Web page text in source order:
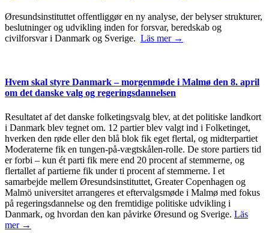
Øresundsinstituttet offentliggør en ny analyse, der belyser strukturer,
beslutninger og udvikling inden for forsvar, beredskab og
civilforsvar i Danmark og Sverige. Läs mer →
Hvem skal styre Danmark – morgenmøde i Malmø den 8. april
om det danske valg og regeringsdannelsen
Resultatet af det danske folketingsvalg blev, at det politiske landkort
i Danmark blev tegnet om. 12 partier blev valgt ind i Folketinget,
hverken den røde eller den blå blok fik eget flertal, og midterpartiet
Moderaterne fik en tungen-på-vægtskålen-rolle. De store partiers tid
er forbi – kun ét parti fik mere end 20 procent af stemmerne, og
flertallet af partierne fik under ti procent af stemmerne. I et
samarbejde mellem Øresundsinstituttet, Greater Copenhagen og
Malmö universitet arrangeres et eftervalgsmøde i Malmø med fokus
på regeringsdannelse og den fremtidige politiske udvikling i
Danmark, og hvordan den kan påvirke Øresund og Sverige. Läs
mer →